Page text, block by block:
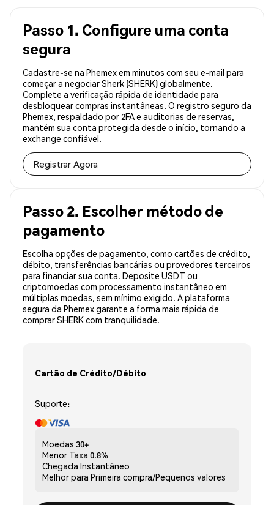
Passo 1. Configure uma conta
segura
Cadastre-se na Phemex em minutos com seu e-mail para
começar a negociar Sherk (SHERK) globalmente.
Complete a verificação rápida de identidade para
desbloquear compras instantâneas. O registro seguro da
Phemex, respaldado por 2FA e auditorias de reservas,
mantém sua conta protegida desde o início, tornando a
exchange confiável.
Registrar Agora
Passo 2. Escolher método de
pagamento
Escolha opções de pagamento, como cartões de crédito,
débito, transferências bancárias ou provedores terceiros
para financiar sua conta. Deposite USDT ou
criptomoedas com processamento instantâneo em
múltiplas moedas, sem mínimo exigido. A plataforma
segura da Phemex garante a forma mais rápida de
comprar SHERK com tranquilidade.
Cartão de Crédito/Débito
Suporte:
Moedas 30+
Menor Taxa 0.8%
Chegada Instantâneo
Melhor para Primeira compra/Pequenos valores